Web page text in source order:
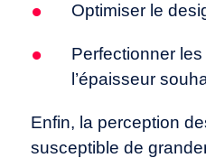
Optimiser le
Perfectionner
l’épaisseur
Enfin, la perception
susceptible de